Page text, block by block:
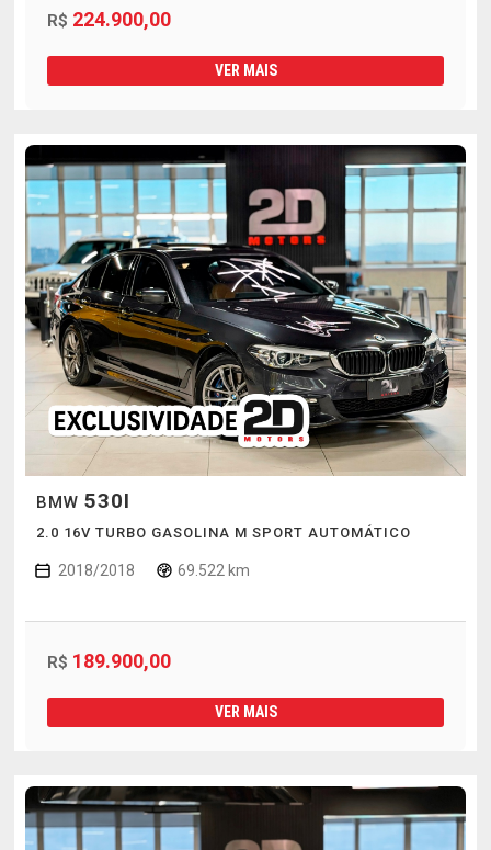
R$ 224.900,00
VER MAIS
BMW 530I
2.0 16V TURBO GASOLINA M SPORT AUTOMÁTICO
2018/2018 69.522 km
R$ 189.900,00
VER MAIS